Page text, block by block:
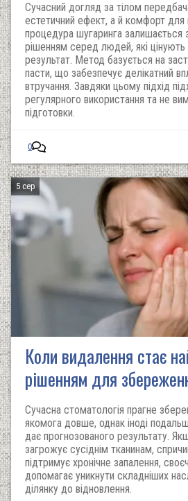
Сучасний догляд за тілом
естетичний ефект, а й комфорт для
процедура шугаринга залишається
рішенням серед людей, які цінують
результат. Метод базується на
пасти, що забезпечує делікатний
втручання. Завдяки цьому підхід
регулярного використання та не
підготовки.
0
5 сер
Коли видалення стає
рішенням для
Сучасна стоматологія прагне
якомога довше, однак іноді
дає прогнозованого результату.
загрожує сусіднім тканинам,
підтримує хронічне запалення,
допомагає уникнути складніших
ділянку до відновлення.